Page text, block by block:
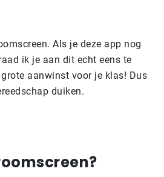
Als je deze app nog
ik je aan dit echt eens te
aanwinst voor je klas! Dus
duiken.